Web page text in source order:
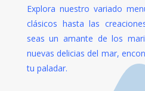
Explora nuestro variado
clásicos hasta las
seas un amante de los
nuevas delicias del mar,
tu paladar.